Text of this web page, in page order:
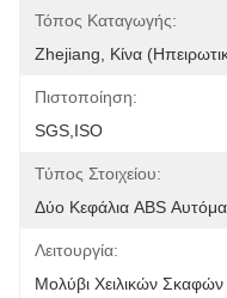
Τόπος Καταγωγής:
Zhejiang, Κίνα
Πιστοποίηση:
SGS,ISO
Τύπος Στοιχείου:
Δύο Κεφάλια ABS
Λειτουργία:
Μολύβι Χειλικών